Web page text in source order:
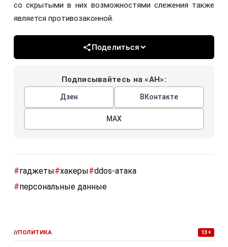
со скрытыми в них возможностями слежения также
является противозаконной.
Поделиться
Подписывайтесь на «АН»:
Дзен ВКонтакте
МАХ
#гаджеты#хакеры#ddos-атака
#персональные данные
//ПОЛИТИКА 13+